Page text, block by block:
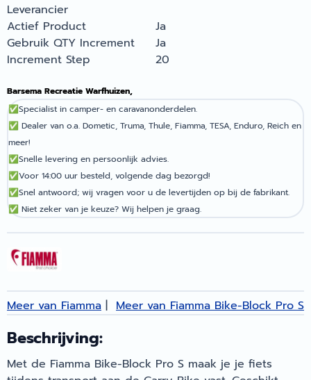
Leverancier
Actief Product
Ja
Gebruik QTY Increment
Ja
Increment Step
20
Barsema Recreatie Warfhuizen,
✅Specialist in camper- en caravanonderdelen.
✅ Dealer van o.a. Dometic, Truma, Thule, Fiamma, TESA, Enduro, Reich en
meer!
✅Snelle levering en persoonlijk advies.
✅Voor 14:00 uur besteld, volgende dag bezorgd!
✅Snel antwoord; wij vragen voor u de levertijden op bij de fabrikant.
✅ Niet zeker van je keuze? Wij helpen je graag.
Meer van Fiamma | Meer van Fiamma Bike-Block Pro S
Beschrijving:
Met de Fiamma Bike-Block Pro S maak je je fiets